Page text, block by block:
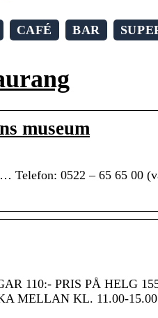
CAFÉ BAR
museum
Telefon: 0522 – 65 65 00
110:- PRIS PÅ HELG
MELLAN KL. 11.00-